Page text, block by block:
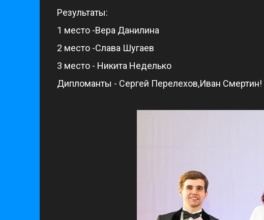
Результаты:
1 место -Вера Данилина
2 место -Слава Шугаев
3 место - Никита Неделько
Дипломанты - Сергей Перелехов,Иван Смертин!